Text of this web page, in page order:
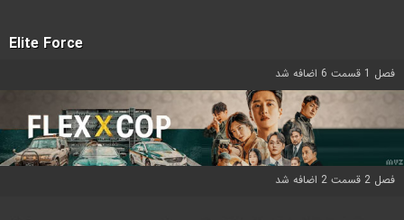
Elite Force
فصل 1 قسمت 6 اضافه شد
فصل 2 قسمت 2 اضافه شد